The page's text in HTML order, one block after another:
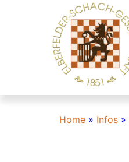
Home » Infos »